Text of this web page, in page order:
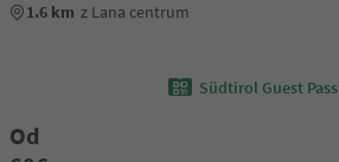
1.6 km z Lana centrum
Südtirol Guest Pass
Od